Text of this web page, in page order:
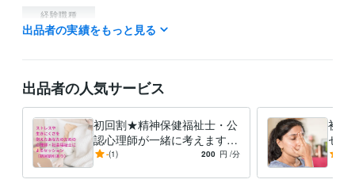
経験職種
ライフスタイル・その他 / 講師・インストラクター
公認心理師 取得年 : 2021年
社会福祉士 取得年 : 2016年
得意分野
オンラインレッスン・習い事 ヨーガ療法士
ヨガ 健康
悩み相談・カウンセリング
社会福祉士、公認心理師（共に国家資
出品者の実績をもっと見る
出品者の人気サービス
初回割★精神保健福祉士・公
認心理師が一緒に考えます
ストレスや生きにくさを抱え
-(1) 200 円 /分
初回
セッ
中で